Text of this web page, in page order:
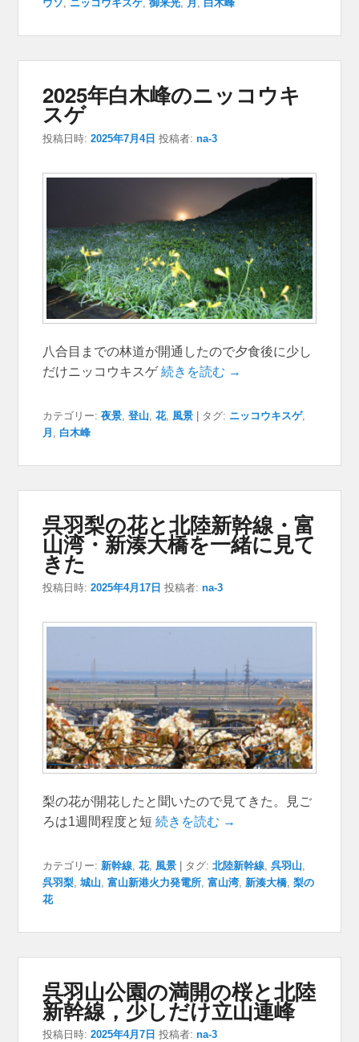
ウソ, ニッコウキスゲ,御来光, 月 , 白木峰
2025年白木峰のニッコウキ
スゲ
投稿日時:2025年7月4日 投稿者:na-3
八合目までの林道が開通したので夕食後に少し
だけニッコウキスゲ続きを読む →
カテゴリー: 夜景,登山,花, 風景 タグ: ニッコウキスゲ,
月 , 白木峰
呉羽梨の花と北陸新幹線・富
山湾・新湊大橋を一緒に見て
きた
投稿日時:2025年4月17日 投稿者:na-3
梨の花が開花したと聞いたので見てきた。見ご
ろは1週間程度と短続きを読む →
カテゴリー: 新幹線 ,花, 風景 | タグ: 北陸新幹線 ,呉羽山
呉羽梨 ,城山 ,富山新港火力発電所 ,富山湾 ,新湊大橋 ,梨の
花
呉羽山公園の満開の桜と北陸
新幹線，少しだけ立山連峰
投稿日時:2025年4月7日 投稿者:na-3